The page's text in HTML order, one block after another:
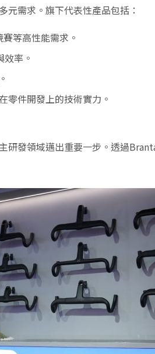
需求。旗下代表性產品包括：
等高性能需求。
率。
零件開發上的技術實力。
發領域邁出重要一步。透過